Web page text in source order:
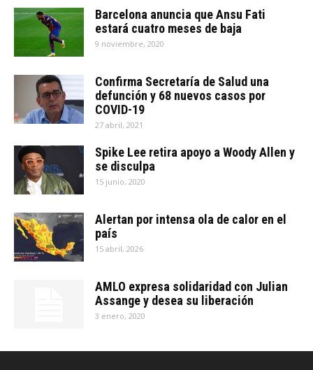
Barcelona anuncia que Ansu Fati
estará cuatro meses de baja
9 noviembre, 2020
Confirma Secretaría de Salud una
defunción y 68 nuevos casos por
COVID-19
27 abril, 2021
Spike Lee retira apoyo a Woody Allen y
se disculpa
15 junio, 2020
Alertan por intensa ola de calor en el
país
15 abril, 2026
AMLO expresa solidaridad con Julian
Assange y desea su liberación
3 enero, 2020